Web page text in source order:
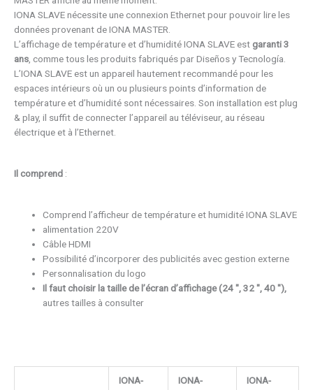
IONA SLAVE nécessite une connexion Ethernet pour pouvoir lire les
données provenant de IONA MASTER.
L’affichage de température et d’humidité IONA SLAVE est garanti 3
ans , comme tous les produits fabriqués par Diseños y Tecnología.
L’IONA SLAVE est un appareil hautement recommandé pour les
espaces intérieurs où un ou plusieurs points d’information de
température et d’humidité sont nécessaires. Son installation est plug
& play, il suffit de connecter l’appareil au téléviseur, au réseau
électrique et à l’Ethernet.
Il comprend :
Comprend l’afficheur de température et humidité IONA SLAVE
alimentation 220V
Câble HDMI
Possibilité d’incorporer des publicités avec gestion externe
Personnalisation du logo
Il faut choisir la taille de l’écran d’affichage (24 ″, 32 ″, 40 ″),
autres tailles à consulter
IONA-
IONA-
IONA-